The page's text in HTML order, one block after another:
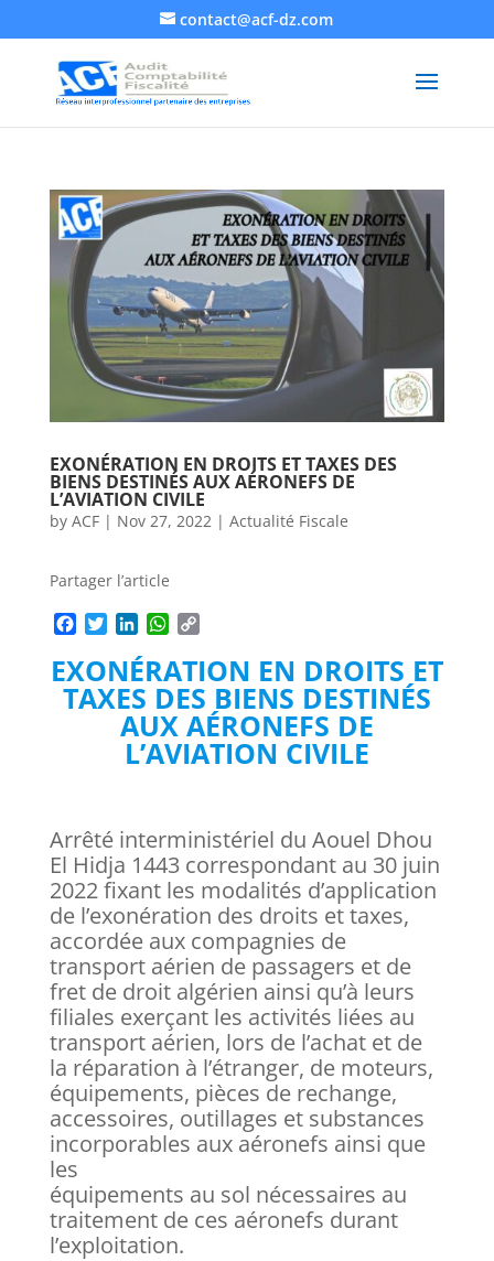
contact@acf-dz.com
EXONÉRATION EN DROITS ET TAXES DES
BIENS DESTINÉS AUX AÉRONEFS DE
L’AVIATION CIVILE
by ACF| Nov 27, 2022| Actualité Fiscale
Partager l’article
F
c
e
b
T
i
t
t
L
n
k
e
d
I
W
a
t
s
A
p
C
p
y
L
i
n
EXONÉRATION EN DROITS ET
TAXES DES BIENS DESTINÉS
AUX AÉRONEFS DE
L’AVIATION CIVILE
Arrêté interministériel du Aouel Dhou
El Hidja 1443 correspondant au 30 juin
2022 fixant les modalités d’application
de l’exonération des droits et taxes,
accordée aux compagnies de
transport aérien de passagers et de
fret de droit algérien ainsi qu’à leurs
filiales exerçant les activités liées au
transport aérien, lors de l’achat et de
la réparation à l’étranger, de moteurs,
équipements, pièces de rechange,
accessoires, outillages et substances
incorporables aux aéronefs ainsi que
les
équipements au sol nécessaires au
traitement de ces aéronefs durant
l’exploitation.